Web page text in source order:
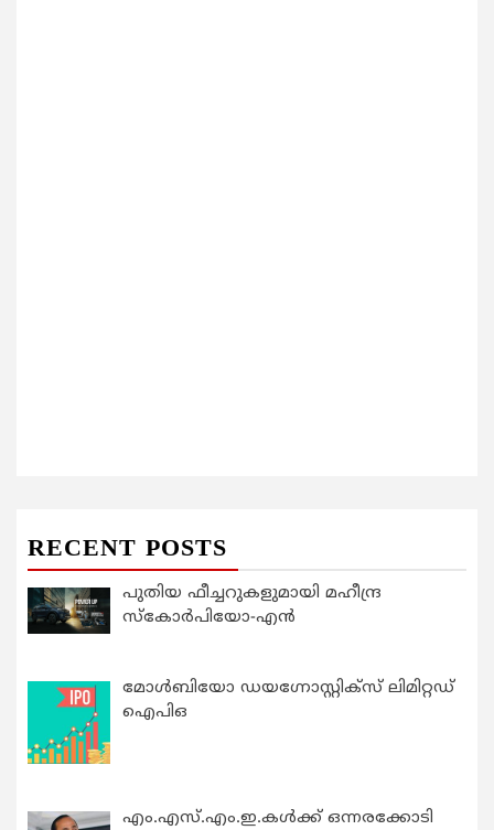
RECENT POSTS
പുതിയ ഫീച്ചറുകളുമായി മഹീന്ദ്ര
സ്കോർപിയോ-എൻ
മോൾബിയോ ഡയഗ്നോസ്റ്റിക്സ് ലിമിറ്റഡ്
ഐപിഒ
എം.എസ്.എം.ഇ.കൾക്ക് ഒന്നരക്കോടി